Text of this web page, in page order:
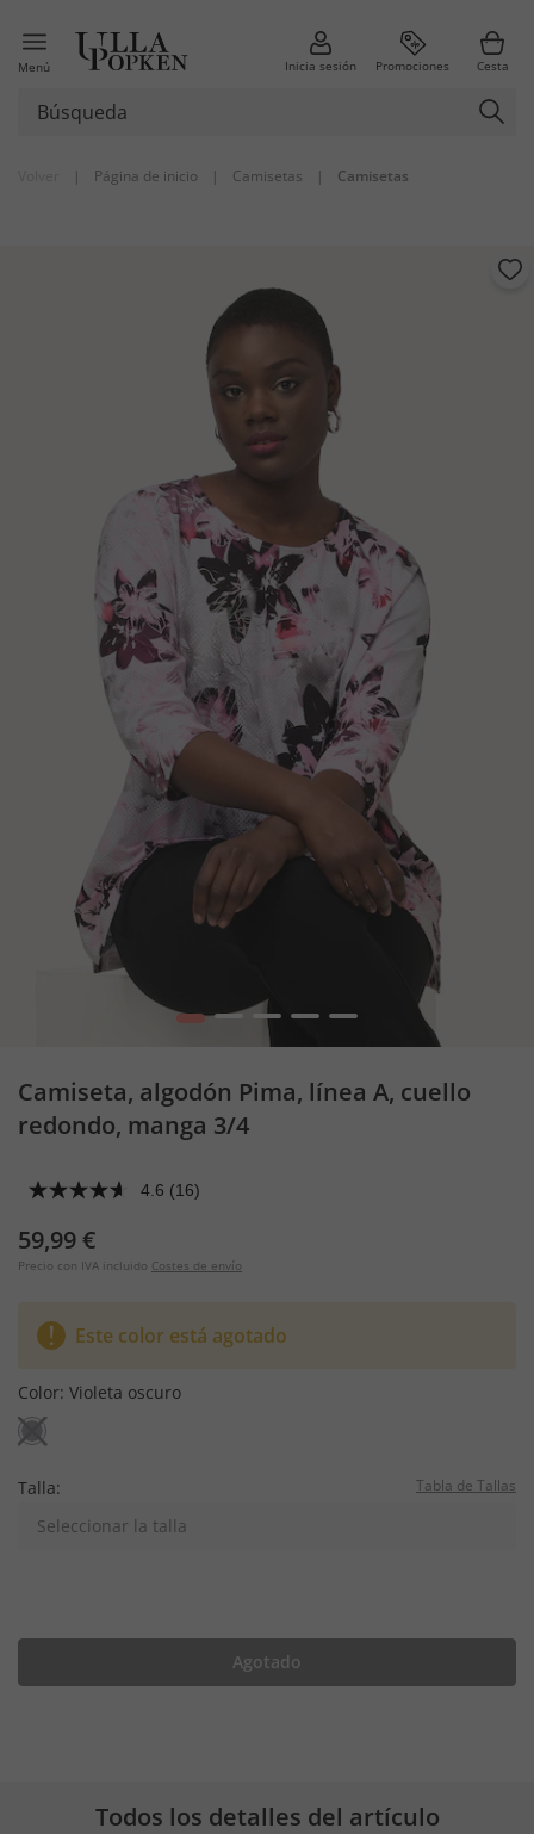
Menú Inicia sesión Promociones Cesta
| Página de inicio | Camisetas | Camisetas
3 4 5
Camiseta, algodón Pima, línea A, cuello
redondo, manga 3/4
4.6 (16)
59,99 €
Precio con IVA incluido Costes de envío
Este color está agotado
Color: Violeta oscuro
Talla: Tabla de Tallas
Seleccionar la talla
Agotado
Todos los detalles del artículo